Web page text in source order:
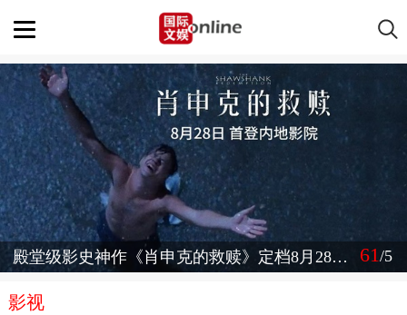
殿堂级影史神作《肖申克的救赎》定档8月28日 首登内地影院 61/5
影视